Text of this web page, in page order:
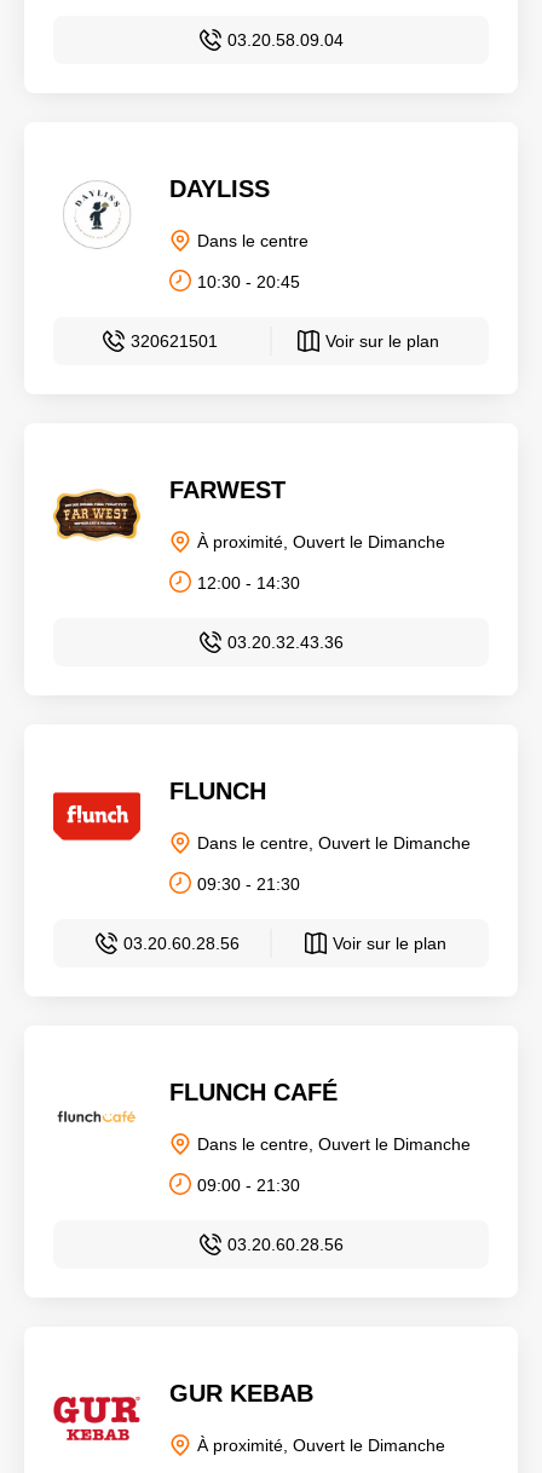
03.20.58.09.04
DAYLISS
Dans le centre
10:30 - 20:45
320621501 Voir sur le plan
FARWEST
À proximité, Ouvert le Dimanche
12:00 - 14:30
03.20.32.43.36
FLUNCH
Dans le centre, Ouvert le Dimanche
09:30 - 21:30
03.20.60.28.56 Voir sur le plan
FLUNCH CAFÉ
Dans le centre, Ouvert le Dimanche
09:00 - 21:30
03.20.60.28.56
GUR KEBAB
À proximité, Ouvert le Dimanche